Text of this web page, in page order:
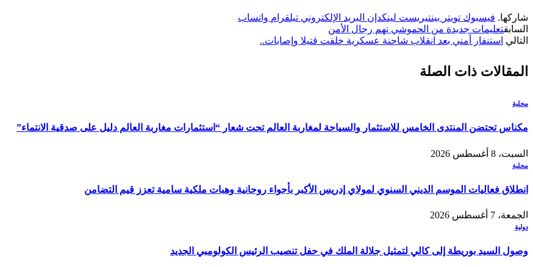
شاركها. فيسبوك تويتر بينتيريست لينكدإن البريد الإلكتروني تيلقرام واتساب
السابقتعليمات جديدة من الحموشي تهم رجال الأمن
التالي استنفار أمني بعد انقلاب شاحنة عسكرية خلفت قتيلا وإصابات..
المقالات ذات الصلة
محلية
مكناس تحتضن المنتدى الخامس للاستثمار والسياحة لمغاربة العالم تحت شعار “استثمارات مغاربة العالم دليل على صدقية الانتماء”
السبت، 8 أغسطس 2026
محلية
انطلاق فعاليات الموسم الديني السنوي لمولاي إدريس الأكبر بأجواء روحانية وهبات ملكية سامية تعزز قيم التضامن
الجمعة، 7 أغسطس 2026
دولية
وصول السيد بوريطة إلى كالي لتمثيل جلالة الملك في حفل تنصيب الرئيس الكولومبي الجديد